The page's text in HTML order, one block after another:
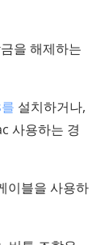
을 해제하는
설치하거나, ​​
사용하는 경
이블을 사용하